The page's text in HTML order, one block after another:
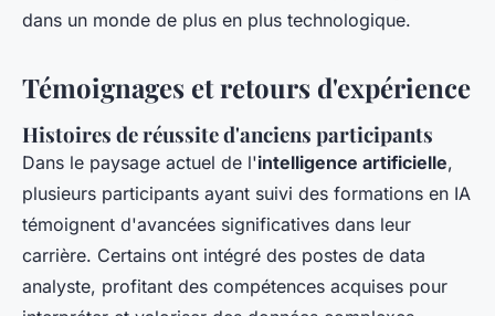
dans un monde de plus en plus technologique.
Témoignages et retours d'expérience
Histoires de réussite d'anciens participants
Dans le paysage actuel de l'intelligence artificielle,
plusieurs participants ayant suivi des formations en IA
témoignent d'avancées significatives dans leur
carrière. Certains ont intégré des postes de data
analyste, profitant des compétences acquises pour